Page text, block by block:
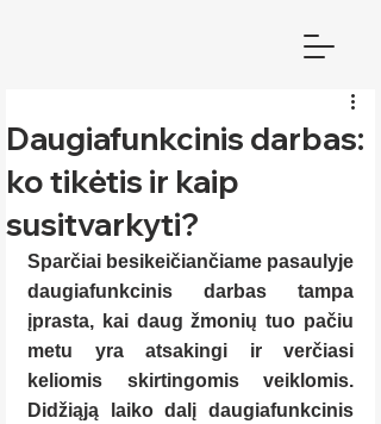
Daugiafunkcinis darbas:
ko tikėtis ir kaip
susitvarkyti?
Sparčiai besikeičiančiame pasaulyje
daugiafunkcinis darbas tampa
įprasta, kai daug žmonių tuo pačiu
metu yra atsakingi ir verčiasi
keliomis skirtingomis veiklomis.
Didžiąją laiko dalį daugiafunkcinis